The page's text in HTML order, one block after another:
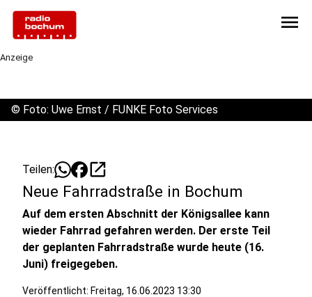
menu
Anzeige
© Foto: Uwe Ernst / FUNKE Foto Services
Teilen: open_in_new
Neue Fahrradstraße in Bochum
Auf dem ersten Abschnitt der Königsallee kann
wieder Fahrrad gefahren werden. Der erste Teil
der geplanten Fahrradstraße wurde heute (16.
Juni) freigegeben.
Veröffentlicht: Freitag, 16.06.2023 13:30